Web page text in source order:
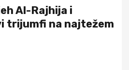
Al-Rajhija i
trijumfi na najtežem